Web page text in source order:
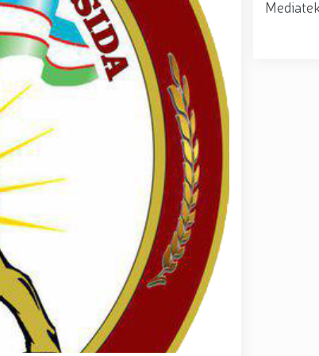
sertifikatlar topshirildi. // Milliy
ular bilan ochiq muloqot o‘tkazdi. //
xotin qizlar kuni” munosabati bilan
va korrupsiyadan xoli muhitni
B.Tashmatov Toshkent “Temurbeklar
B.Tashmatov Sirdaryo va Jizzax
mavzusida respublika harbiy ilmiy-
Yunusobod tumanida amalga oshirdi.
manzilli ishlar amalga oshirildi. //
Oʻzbekiston huquqni muhofaza
jismoniy va ma'naviy tayyorgarligini
hurmat va ehtirom bilan nafaqaga
tadbirlar / / Toshkentda qidiruvda
va 14 yanvar – Vatan himoyachilari kuni
Qurolli Kuchlari tashkil etilganining 34
tashkil etilganining 34 yilligi hamda 14-
halok boʻlgan safdoshlari xotirasiga
hurmat bajo keltirishdi / /
himoyachilari kuni munosabati bilan
/ / Prezident Shavkat Mirziyoyev
barpo etilgan yirik quvvatli
borayotgan Toshkent dunyoning